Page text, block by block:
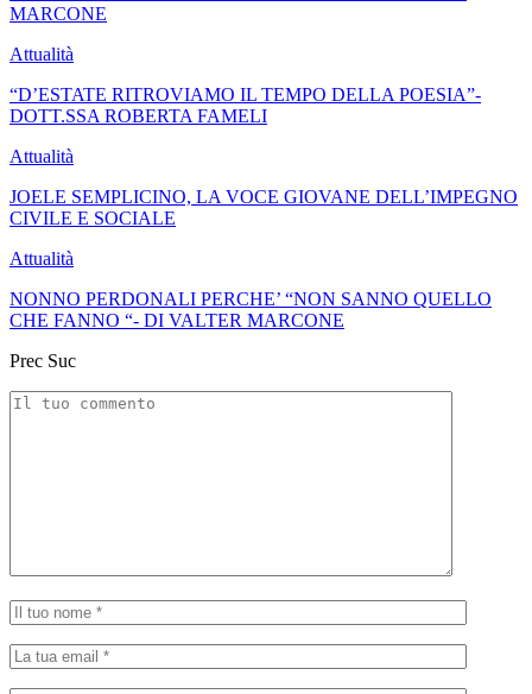
MARCONE
Attualità
“D’ESTATE RITROVIAMO IL TEMPO DELLA POESIA”-
DOTT.SSA ROBERTA FAMELI
Attualità
JOELE SEMPLICINO, LA VOCE GIOVANE DELL’IMPEGNO
CIVILE E SOCIALE
Attualità
NONNO PERDONALI PERCHE’ “NON SANNO QUELLO
CHE FANNO “- DI VALTER MARCONE
Prec Suc